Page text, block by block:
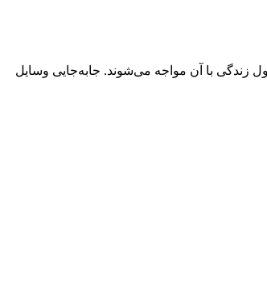
زندگی با آن مواجه می‌شوند. جابه‌جایی وسایل